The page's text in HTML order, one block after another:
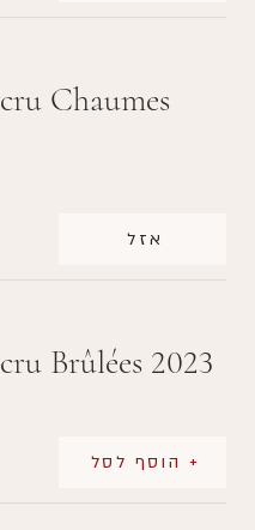
cru Chaumes
אזל
cru Brûlées 2023
+ הוסף לסל